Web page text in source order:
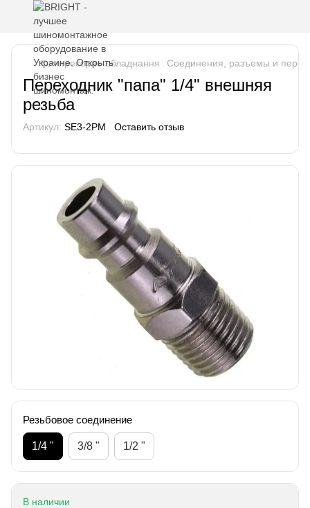
Компресорне обладнання Соединения, разъемы и
Переходник "папа" 1/4" внешняя
резьба
Артикул: SE3-2PM Оставить отзыв
Резьбовое соединение
1/4 " 3/8 " 1/2 "
В наличии